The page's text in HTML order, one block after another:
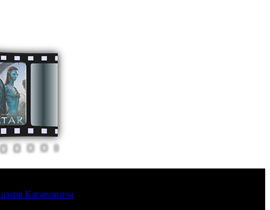
Кагановича